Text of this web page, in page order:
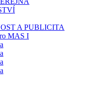
A PUBLICITA
MAS I